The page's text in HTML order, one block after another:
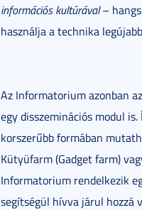
információs kultúrával–
használja a technika
Az Informatorium azonban
egy disszeminációs modul
korszerűbb formában
Kütyüfarm (Gadget farm)
Informatorium rendelkezik
segítségül hívva járul hozzá